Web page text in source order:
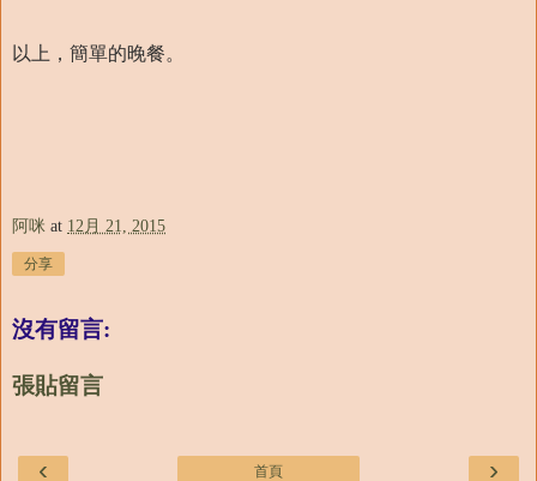
以上，簡單的晚餐。
阿咪 at 12月 21, 2015
分享
沒有留言:
張貼留言
‹ ›
首頁